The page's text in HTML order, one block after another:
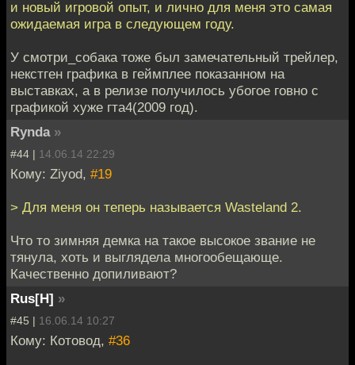
и новый игровой опыт, и лично для меня это самая
ожидаемая игра в следующем году.
У смотри_собака тоже был замечательный трейлер,
некстген графика в геймплее показанном на
выставках, а в релизе получилось убогое говно с
графикой хуже гта4(2009 год).
Rynda »
#44 | 14.06.14 22:29
Кому: Ziyod, #19
> Для меня он теперь называется Wasteland 2.
Что то зимняя демка на такое высокое звание не
тянула, хоть и выглядела многообещающе.
Качественно допиливают?
Rus[H] »
#45 | 16.06.14 10:27
Кому: Котовод, #36